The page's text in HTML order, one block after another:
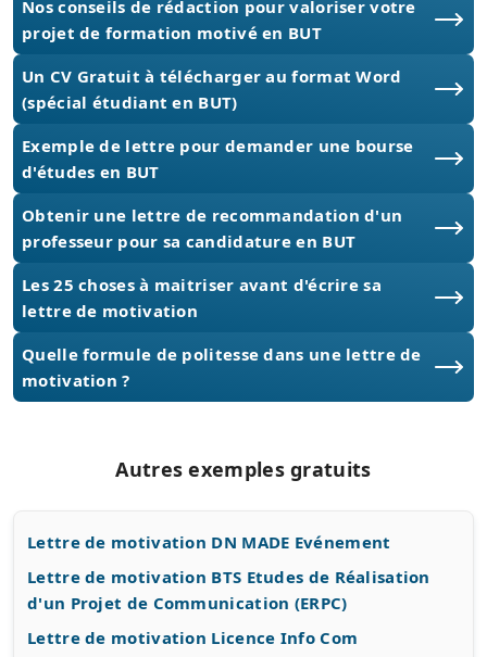
Nos conseils de rédaction pour valoriser votre
projet de formation motivé en BUT
Un CV Gratuit à télécharger au format Word
(spécial étudiant en BUT)
Exemple de lettre pour demander une bourse
d'études en BUT
Obtenir une lettre de recommandation d'un
professeur pour sa candidature en BUT
Les 25 choses à maitriser avant d'écrire sa
lettre de motivation
Quelle formule de politesse dans une lettre de
motivation ?
Autres exemples gratuits
Lettre de motivation DN MADE Evénement
Lettre de motivation BTS Etudes de Réalisation
d'un Projet de Communication (ERPC)
Lettre de motivation Licence Info Com